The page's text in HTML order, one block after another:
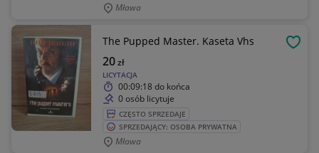
Mława
The Pupped Master. Kaseta Vhs
LICYTACJA
20zł
00:09:18 do końca
0 osób licytuje
CZĘSTO SPRZEDAJE
SPRZEDAJĄCY: OSOBA PRYWATNA
Mława